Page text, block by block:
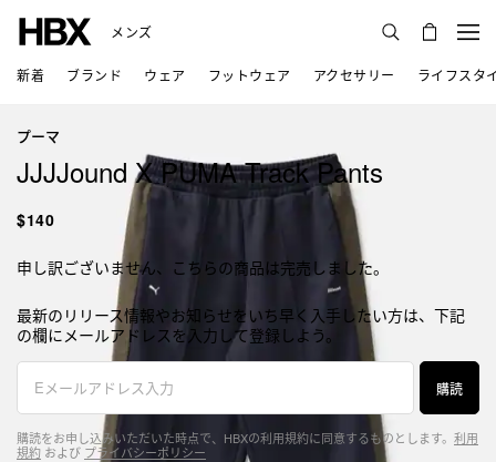
メンズ
新着 ブランド ウェア フットウェア アクセサリー ライフスタ
プーマ
JJJJound X PUMA Track Pants
$140
申し訳ございません、こちらの商品は完売しました。
最新のリリース情報やお知らせをいち早く入手したい方は、下記
の欄にメールアドレスを入力して登録しよう。
購読
購読をお申し込みいただいた時点で、HBXの利用規約に同意するものとします。 利用
規約 および プライバシーポリシー